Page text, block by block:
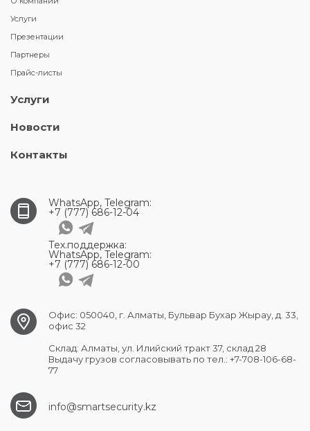
Услуги
Презентации
Партнеры
Прайс-листы
Услуги
Новости
Контакты
WhatsApp, Telegram:
+7 (777) 686-12-04
Тех.поддержка:
WhatsApp, Telegram:
+7 (777) 686-12-00
Офис: 050040, г. Алматы, Бульвар Бухар Жырау, д. 33,
офис 32
Склад: Алматы, ул. Илийский тракт 37, склад 28
Выдачу грузов согласовывать по тел.: +7-708-106-68-
77
info@smartsecurity.kz